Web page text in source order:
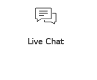
Live Chat